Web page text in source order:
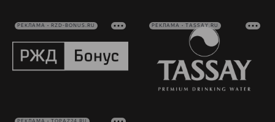
РЕКЛАМА • RZD-BONUS.RU РЕКЛАМА • TASSAY.RU